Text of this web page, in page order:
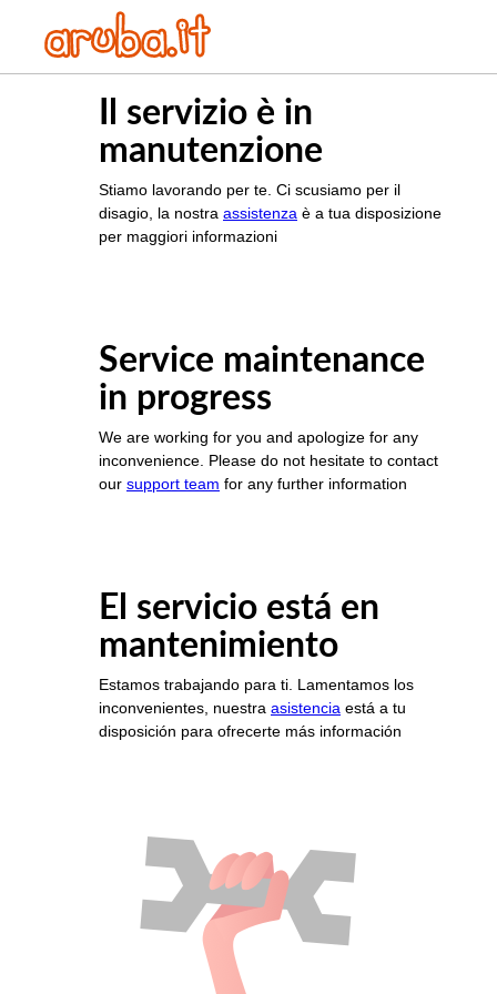
Il servizio è in
manutenzione
Stiamo lavorando per te. Ci scusiamo per il
disagio, la nostra assistenza è a tua disposizione
per maggiori informazioni
Service maintenance
in progress
We are working for you and apologize for any
inconvenience. Please do not hesitate to contact
our support team for any further information
El servicio está en
mantenimiento
Estamos trabajando para ti. Lamentamos los
inconvenientes, nuestra asistencia está a tu
disposición para ofrecerte más información